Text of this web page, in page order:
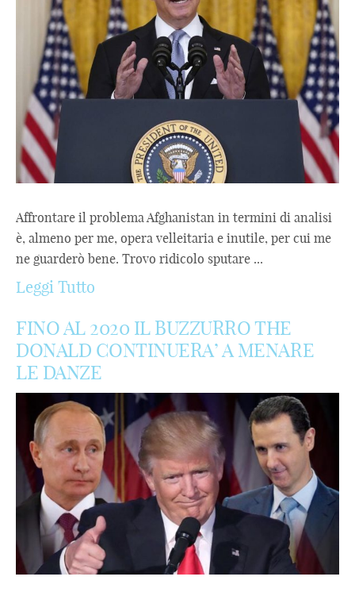
Affrontare il problema Afghanistan in termini di analisi
è, almeno per me, opera velleitaria e inutile, per cui me
ne guarderò bene. Trovo ridicolo sputare ...
Leggi Tutto
FINO AL 2020 IL BUZZURRO THE
DONALD CONTINUERA’ A MENARE
LE DANZE